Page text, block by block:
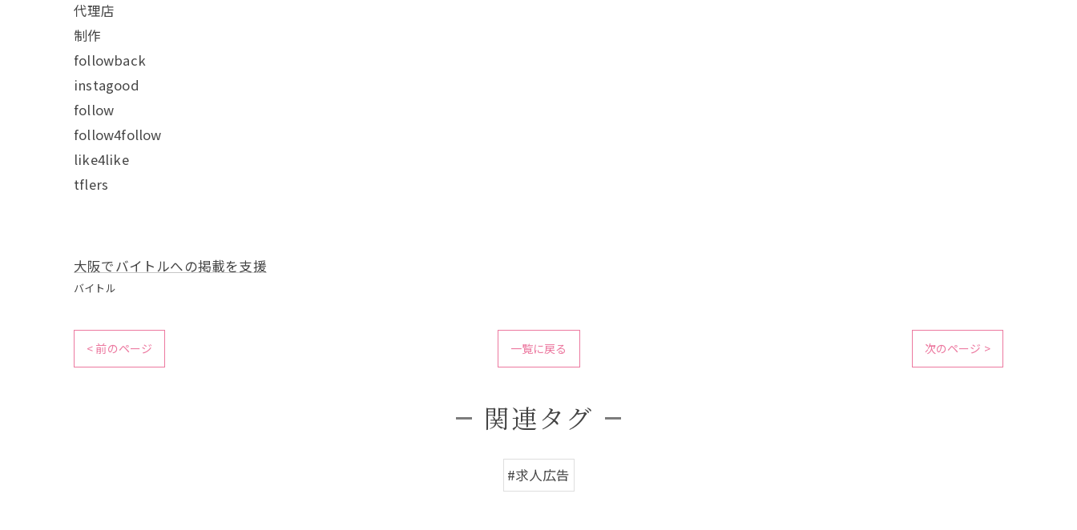
代理店
制作
followback
instagood
follow
follow4follow
like4like
tflers
大阪でバイトルへの掲載を支援
バイトル
< 前のページ 一覧に戻る 次のページ >
関連タグ
#求人広告